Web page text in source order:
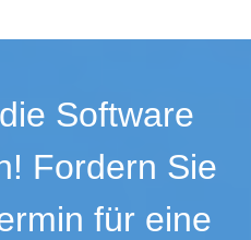
Software
Fordern Sie
für eine